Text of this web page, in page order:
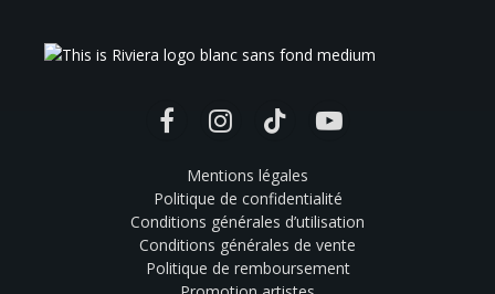
FacebookInstagramTikTok YouTube
Mentions légales
Politique de confidentialité
Conditions générales d’utilisation
Conditions générales de vente
Politique de remboursement